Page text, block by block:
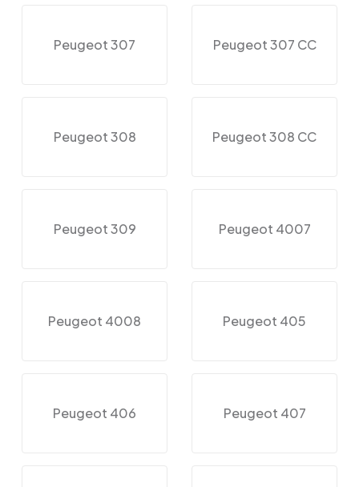
Peugeot 307 Peugeot 307 CC
Peugeot 308 Peugeot 308 CC
Peugeot 309 Peugeot 4007
Peugeot 4008 Peugeot 405
Peugeot 406 Peugeot 407